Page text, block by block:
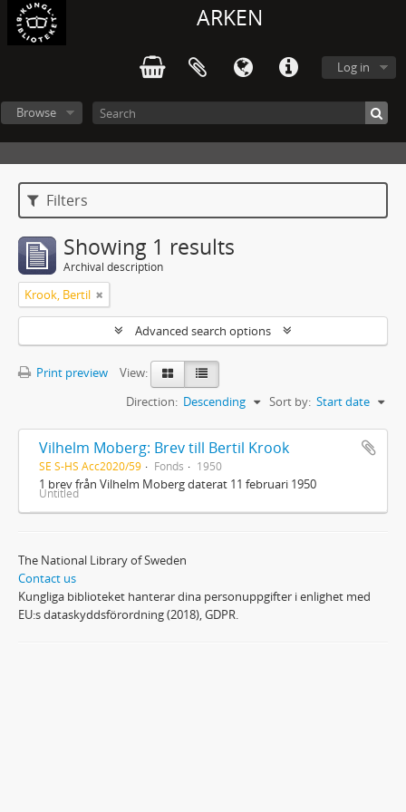
ARKEN
Log in
Browse
Filters
Showing 1 results
Archival description
Krook, Bertil
Advanced search options
Print preview
View:
Sort by: Start date
Direction: Descending
Vilhelm Moberg: Brev till Bertil Krook
SE S-HS Acc2020/59 Fonds 1950
1 brev från Vilhelm Moberg daterat 11 februari 1950
Untitled
The National Library of Sweden
Contact us
Kungliga biblioteket hanterar dina personuppgifter i enlighet med
EU:s dataskyddsförordning (2018), GDPR.